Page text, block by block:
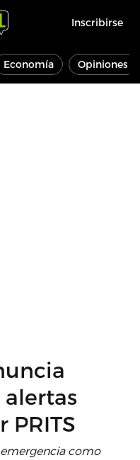
Inscribirse
Economía Opiniones
PRITS
como